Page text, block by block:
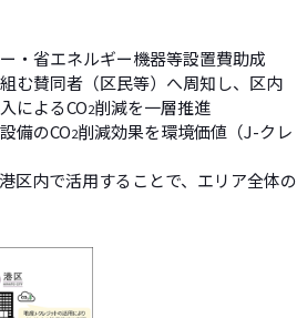
・省エネルギー機器等設置費助成
む賛同者（区民等）へ周知し、区内
によるCO2削減を一層推進
備のCO2削減効果を環境価値（J-クレ
区内で活用することで、エリア全体の